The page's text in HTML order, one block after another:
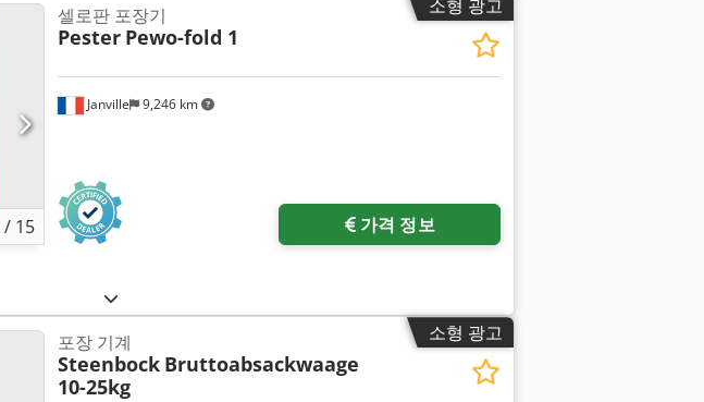
소형 광고
/ 15
Janville 9,246 km
셀로판 포장기
Pester Pewo-fold 1
가격 정보
소형 광고
포장 기계
Steenbock Bruttoabsackwaage
10-25kg